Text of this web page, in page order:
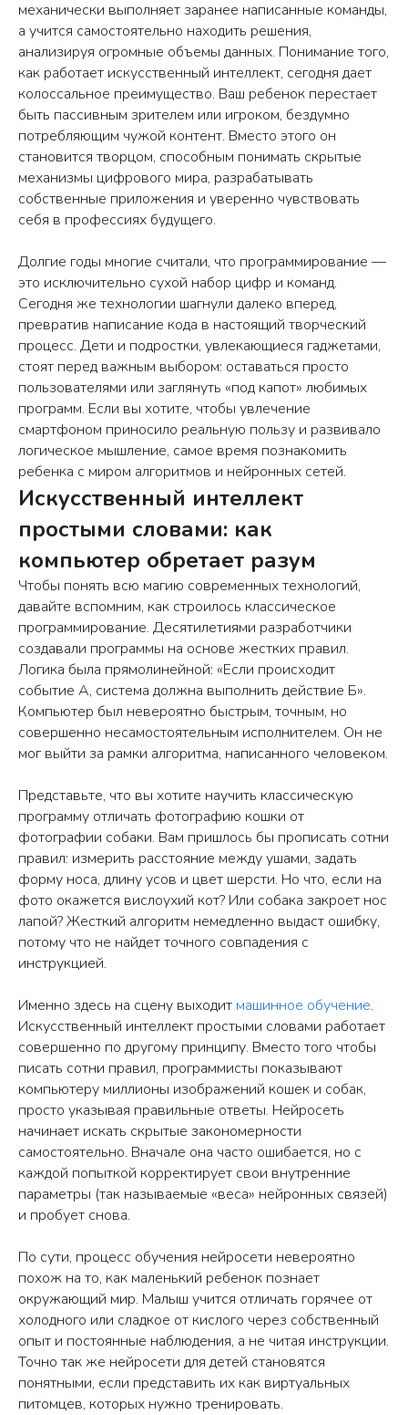
механически выполняет заранее написанные команды,
а учится самостоятельно находить решения,
анализируя огромные объемы данных. Понимание того,
как работает искусственный интеллект, сегодня дает
колоссальное преимущество. Ваш ребенок перестает
быть пассивным зрителем или игроком, бездумно
потребляющим чужой контент. Вместо этого он
становится творцом, способным понимать скрытые
механизмы цифрового мира, разрабатывать
собственные приложения и уверенно чувствовать
себя в профессиях будущего.
Долгие годы многие считали, что программирование —
это исключительно сухой набор цифр и команд.
Сегодня же технологии шагнули далеко вперед,
превратив написание кода в настоящий творческий
процесс. Дети и подростки, увлекающиеся гаджетами,
стоят перед важным выбором: оставаться просто
пользователями или заглянуть «под капот» любимых
программ. Если вы хотите, чтобы увлечение
смартфоном приносило реальную пользу и развивало
логическое мышление, самое время познакомить
ребенка с миром алгоритмов и нейронных сетей.
Искусственный интеллект
простыми словами: как
компьютер обретает разум
Чтобы понять всю магию современных технологий,
давайте вспомним, как строилось классическое
программирование. Десятилетиями разработчики
создавали программы на основе жестких правил.
Логика была прямолинейной: «Если происходит
событие А, система должна выполнить действие Б».
Компьютер был невероятно быстрым, точным, но
совершенно несамостоятельным исполнителем. Он не
мог выйти за рамки алгоритма, написанного человеком.
Представьте, что вы хотите научить классическую
программу отличать фотографию кошки от
фотографии собаки. Вам пришлось бы прописать сотни
правил: измерить расстояние между ушами, задать
форму носа, длину усов и цвет шерсти. Но что, если на
фото окажется вислоухий кот? Или собака закроет нос
лапой? Жесткий алгоритм немедленно выдаст ошибку,
потому что не найдет точного совпадения с
инструкцией.
Именно здесь на сцену выходит машинное обучение.
Искусственный интеллект простыми словами работает
совершенно по другому принципу. Вместо того чтобы
писать сотни правил, программисты показывают
компьютеру миллионы изображений кошек и собак,
просто указывая правильные ответы. Нейросеть
начинает искать скрытые закономерности
самостоятельно. Вначале она часто ошибается, но с
каждой попыткой корректирует свои внутренние
параметры (так называемые «веса» нейронных связей)
и пробует снова.
По сути, процесс обучения нейросети невероятно
похож на то, как маленький ребенок познает
окружающий мир. Малыш учится отличать горячее от
холодного или сладкое от кислого через собственный
опыт и постоянные наблюдения, а не читая инструкции.
Точно так же нейросети для детей становятся
понятными, если представить их как виртуальных
питомцев, которых нужно тренировать.